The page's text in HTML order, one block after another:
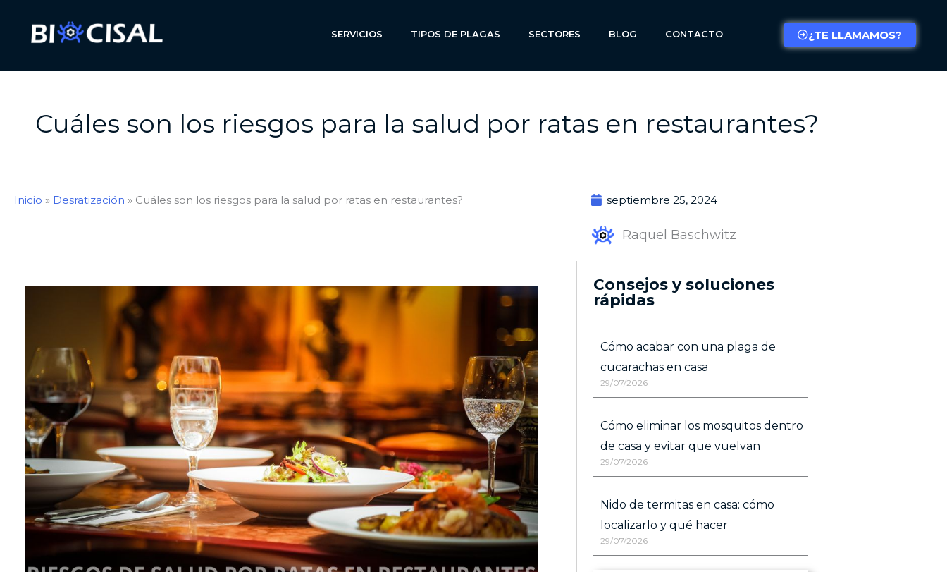
contenido
SERVICIOS TIPOS DE PLAGAS SECTORES BLOG CONTACTO ¿TE LLAMAMOS?
Cuáles son los riesgos para la salud por ratas en restaurantes?
Inicio » Desratización » Cuáles son los riesgos para la salud por ratas en restaurantes? septiembre 25, 2024
Raquel Baschwitz
Consejos y soluciones
rápidas
Cómo acabar con una plaga de
cucarachas en casa
29/07/2026
Cómo eliminar los mosquitos dentro
de casa y evitar que vuelvan
29/07/2026
Nido de termitas en casa: cómo
localizarlo y qué hacer
29/07/2026